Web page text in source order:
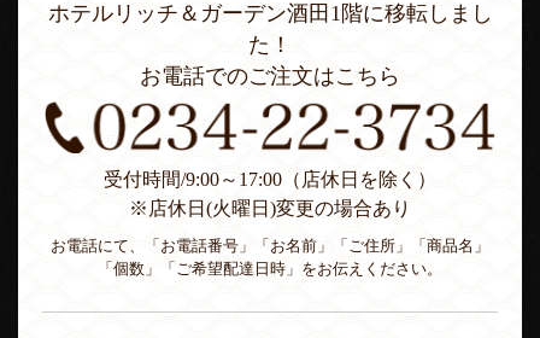
ホテルリッチ＆ガーデン酒田1階に移転しまし
た！
お電話でのご注文はこちら
受付時間/9:00～17:00（店休日を除く）
※店休日(火曜日)変更の場合あり
お電話にて、「お電話番号」「お名前」「ご住所」「商品名」
「個数」「ご希望配達日時」をお伝えください。